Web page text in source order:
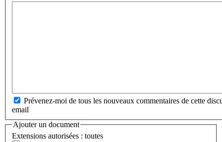
Prévenez-moi de tous les nouveaux commentaires de cette
email
Ajouter un document
Extensions autorisées : toutes